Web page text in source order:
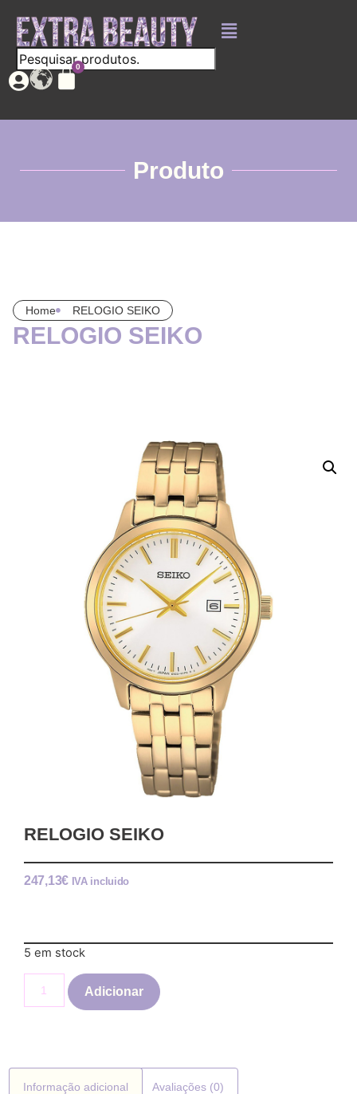
Produto
Home RELOGIO SEIKO
RELOGIO SEIKO
RELOGIO SEIKO
247,13€ IVA incluido
5 em stock
Adicionar
Informação adicional Avaliações (0)